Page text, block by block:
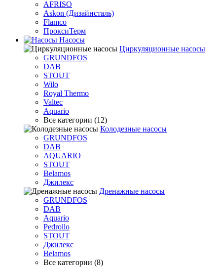
AFRISO
Askon (Дизайнсталь)
Flamco
ПроксиТерм
Насосы
Циркуляционные насосы
GRUNDFOS
DAB
STOUT
Wilo
Royal Thermo
Valtec
Aquario
Все категории (12)
Колодезные насосы
GRUNDFOS
DAB
AQUARIO
STOUT
Belamos
Джилекс
Дренажные насосы
GRUNDFOS
DAB
Aquario
Pedrollo
STOUT
Джилекс
Belamos
Все категории (8)